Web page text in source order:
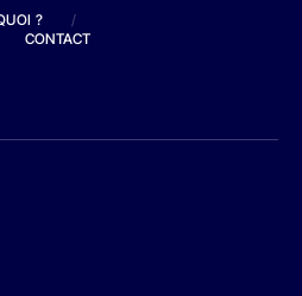
?
/
CONTACT